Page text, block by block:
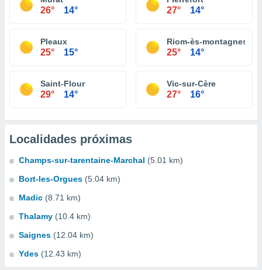
26° 14° 27° 14°
Pleaux
25° 15°
Riom-ès-montagnes
25° 14°
Saint-Flour
29° 14°
Vic-sur-Cère
27° 16°
Localidades próximas
Champs-sur-tarentaine-Marchal (5.01 km)
Bort-les-Orgues (5.04 km)
Madic (8.71 km)
Thalamy (10.4 km)
Saignes (12.04 km)
Ydes (12.43 km)